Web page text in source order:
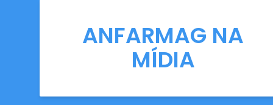
ANFARMAG NA
MÍDIA